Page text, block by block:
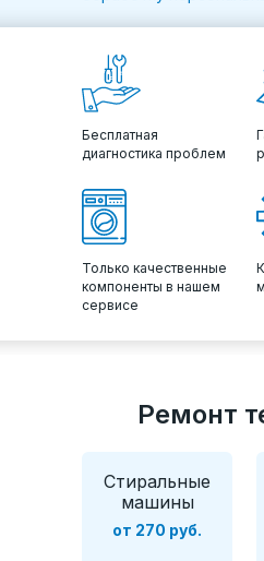
Бесплатная
диагностика проблем
Только качественные
компоненты в нашем
сервисе
Ремонт
Стиральные
машины
от 270 руб.